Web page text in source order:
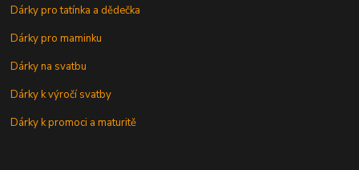
Dárky pro tatínka a dědečka
Dárky pro maminku
Dárky na svatbu
Dárky k výročí svatby
Dárky k promoci a maturitě